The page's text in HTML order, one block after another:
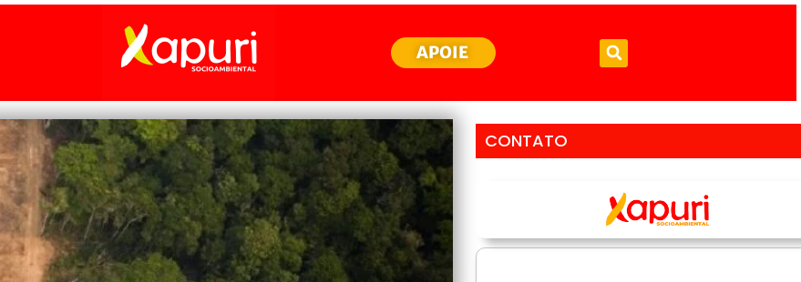
APOIE
CONTATO